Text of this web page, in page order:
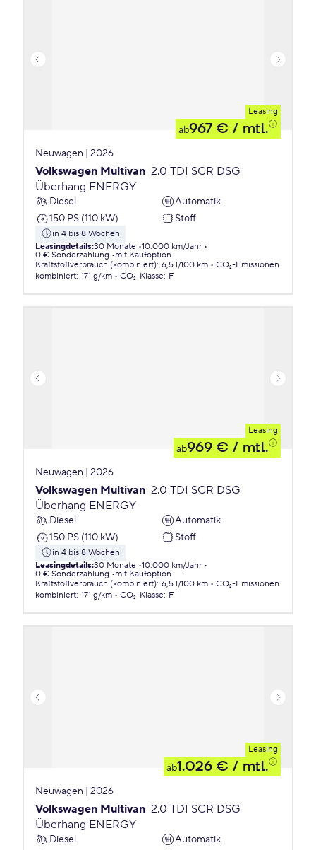
Leasing
ab967 € / mtl.
Neuwagen | 2026
Volkswagen Multivan 2.0 TDI SCR DSG
Überhang ENERGY
Diesel
Automatik
150 PS (110 kW)
Stoff
in 4 bis 8 Wochen
Leasingdetails:30 Monate 10.000 km/Jahr
0 € Sonderzahlung
mit Kaufoption
Kraftstoffverbrauch (kombiniert): 6,5 l/100 km
CO₂-Emissionen
kombiniert: 171 g/km CO₂-Klasse: F
Leasing
ab969 € / mtl.
Neuwagen | 2026
Volkswagen Multivan 2.0 TDI SCR DSG
Überhang ENERGY
Diesel
Automatik
150 PS (110 kW)
Stoff
in 4 bis 8 Wochen
Leasingdetails:30 Monate 10.000 km/Jahr
0 € Sonderzahlung
mit Kaufoption
Kraftstoffverbrauch (kombiniert): 6,5 l/100 km
CO₂-Emissionen
kombiniert: 171 g/km CO₂-Klasse: F
Leasing
ab1.026 € / mtl.
Neuwagen | 2026
Volkswagen Multivan 2.0 TDI SCR DSG
Überhang ENERGY
Diesel
Automatik